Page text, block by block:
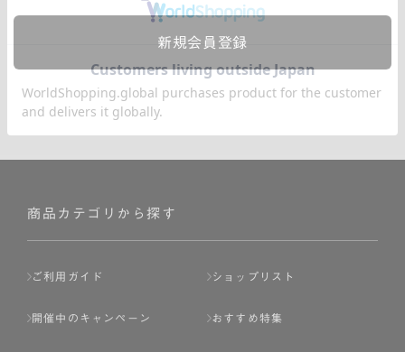
新規会員登録
商品カテゴリから探す
ご利用ガイド ショップリスト
開催中のキャンペーン おすすめ特集